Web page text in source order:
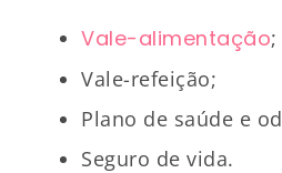
Vale-alimentação;
Vale-refeição;
Plano de saúde e
Seguro de vida.